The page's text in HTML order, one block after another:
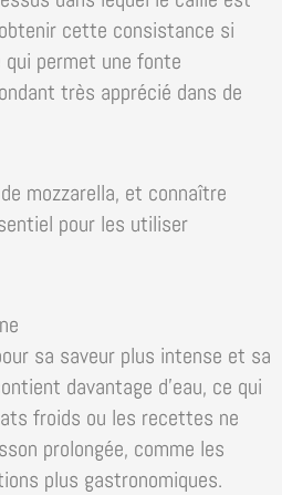
cette consistance si
qui permet une fonte
très apprécié dans de
mozzarella, et connaître
pour les utiliser
sa saveur plus intense et sa
davantage d’eau, ce qui
froids ou les recettes ne
prolongée, comme les
plus gastronomiques.